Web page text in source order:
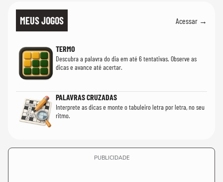
MEUS JOGOS Acessar →
TERMO
Descubra a palavra do dia em até 6 tentativas. Observe as
dicas e avance até acertar.
PALAVRAS CRUZADAS
Interprete as dicas e monte o tabuleiro letra por letra, no seu
ritmo.
PUBLICIDADE